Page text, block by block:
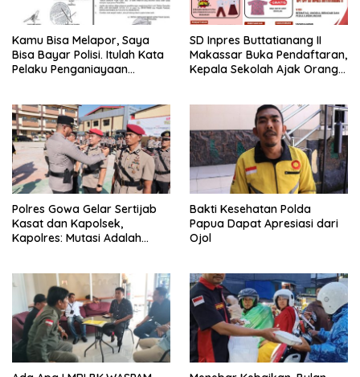
Kamu Bisa Melapor, Saya
Bisa Bayar Polisi. Itulah Kata
Pelaku Penganiayaan
Ini Belum Di Tangkap
SD Inpres Buttatianang II
Makassar Buka Pendaftaran,
Kepala Sekolah Ajak Orang
Polres Gowa Gelar Sertijab
Kasat dan Kapolsek,
Kapolres: Mutasi Adalah
Bakti Kesehatan Polda
Papua Dapat Apresiasi dari
Ojol